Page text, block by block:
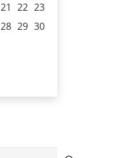
21 22 23
28 29 30